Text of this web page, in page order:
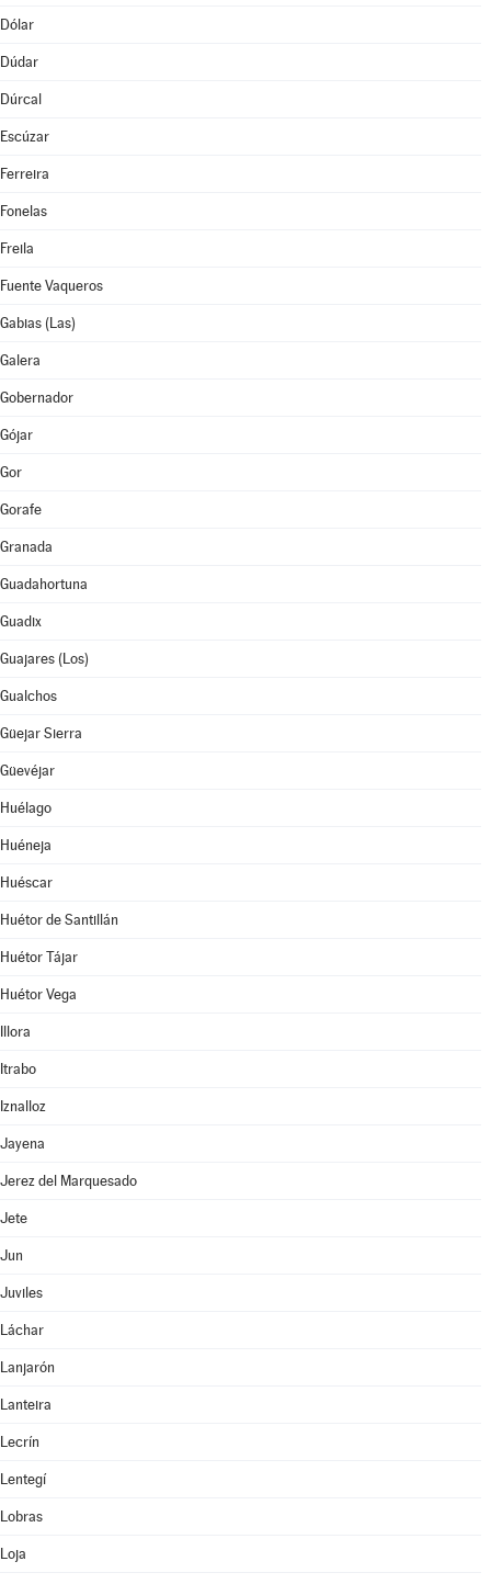
Dólar
Dúdar
Dúrcal
Escúzar
Ferreira
Fonelas
Freila
Fuente Vaqueros
Gabias (Las)
Galera
Gobernador
Gójar
Gor
Gorafe
Granada
Guadahortuna
Guadix
Guajares (Los)
Gualchos
Güejar Sierra
Güevéjar
Huélago
Huéneja
Huéscar
Huétor de Santillán
Huétor Tájar
Huétor Vega
Illora
Itrabo
Iznalloz
Jayena
Jerez del Marquesado
Jete
Jun
Juviles
Láchar
Lanjarón
Lanteira
Lecrín
Lentegí
Lobras
Loja